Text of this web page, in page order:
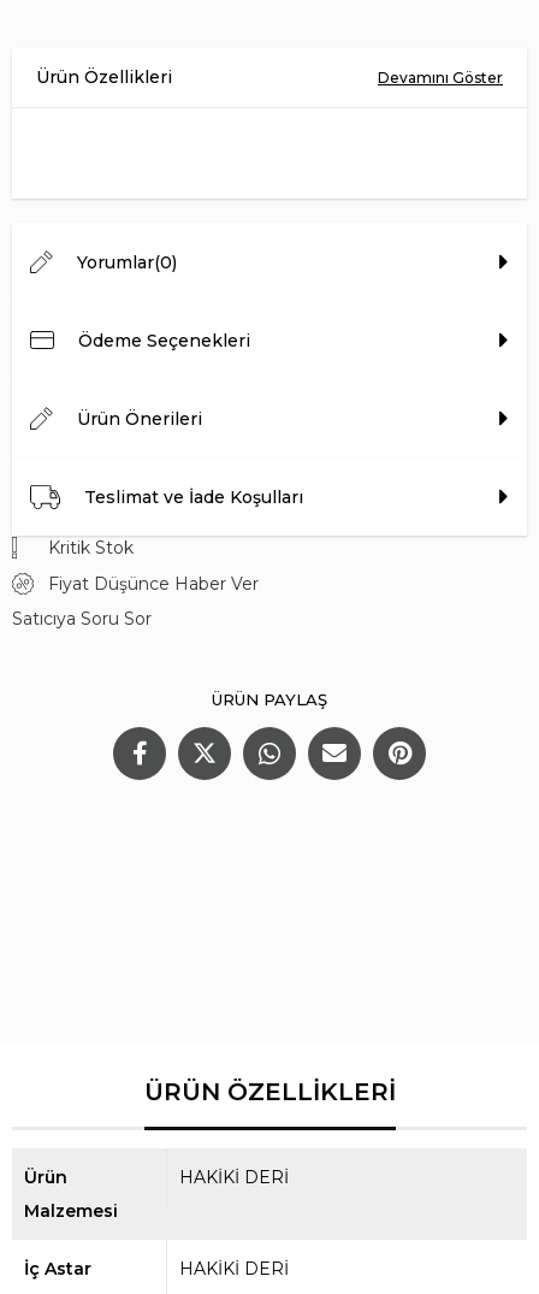
Menşei
TÜRKİYE
Yorumlar(0)
Ödeme Seçenekleri
Ürün Önerileri
Teslimat ve İade Koşulları
Kritik Stok
Fiyat Düşünce Haber Ver
Satıcıya Soru Sor
ÜRÜN PAYLAŞ
Ürün
Malzemesi
HAKİKİ DERİ
İç Astar HAKİKİ DERİ